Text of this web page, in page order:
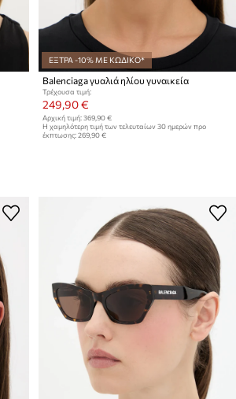
ΕΞΤΡΑ -10% ΜΕ ΚΩΔΙΚΟ*
Balenciaga γυαλιά ηλίου γυναικεία
Τρέχουσα τιμή:
249,90 €
Αρχική τιμή: 369,90 €
Η χαμηλότερη τιμή των τελευταίων 30 ημερών προ
έκπτωσης: 269,90 €